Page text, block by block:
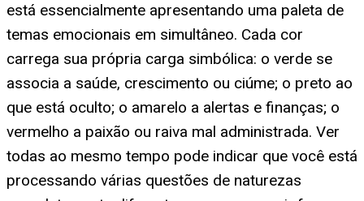
está essencialmente apresentando uma paleta de
temas emocionais em simultâneo. Cada cor
carrega sua própria carga simbólica: o verde se
associa a saúde, crescimento ou ciúme; o preto ao
que está oculto; o amarelo a alertas e finanças; o
vermelho a paixão ou raiva mal administrada. Ver
todas ao mesmo tempo pode indicar que você está
processando várias questões de naturezas